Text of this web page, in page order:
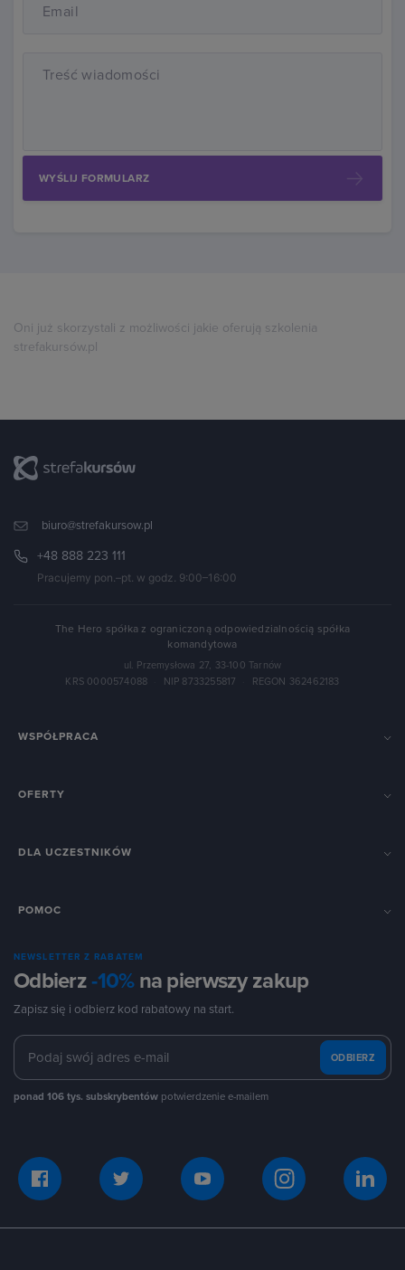
Email
Treść wiadomości
WYŚLIJ FORMULARZ
Oni już skorzystali z możliwości jakie oferują szkolenia
strefakursów.pl
biuro@strefakursow.pl
+48 888 223 111
Pracujemy pon.–pt. w godz. 9:00–16:00
The Hero spółka z ograniczoną odpowiedzialnością spółka
komandytowa
ul. Przemysłowa 27, 33-100 Tarnów
KRS 0000574088
NIP 8733255817 REGON 362462183
WSPÓŁPRACA
OFERTY
DLA UCZESTNIKÓW
POMOC
NEWSLETTER Z RABATEM
Odbierz-10%na pierwszy zakup
Zapisz się i odbierz kod rabatowy na start.
ODBIERZ
ponad 106 tys. subskrybentów potwierdzenie e-mailem